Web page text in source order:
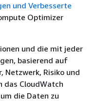
und Verbesserte
Optimizer
und die mit jeder
basierend auf
Netzwerk, Risiko und
das CloudWatch
die Daten zu